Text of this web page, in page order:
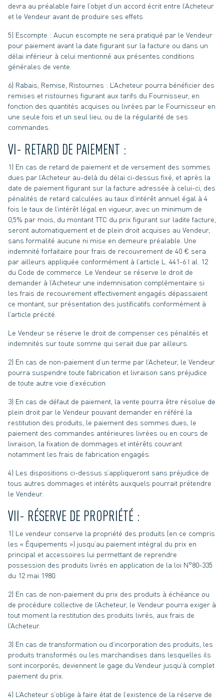
devra au préalable faire l’objet d’un accord écrit entre l’Acheteur
et le Vendeur avant de produire ses effets.
5) Escompte : Aucun escompte ne sera pratiqué par le Vendeur
pour paiement avant la date figurant sur la facture ou dans un
délai inférieur à celui mentionné aux présentes conditions
générales de vente.
6) Rabais, Remise, Ristournes : L’Acheteur pourra bénéficier des
remises et ristournes figurant aux tarifs du Fournisseur, en
fonction des quantités acquises ou livrées par le Fournisseur en
une seule fois et un seul lieu, ou de la régularité de ses
commandes.
VI- RETARD DE PAIEMENT :
1) En cas de retard de paiement et de versement des sommes
dues par l’Acheteur au-delà du délai ci-dessus fixé, et après la
date de paiement figurant sur la facture adressée à celui-ci, des
pénalités de retard calculées au taux d’intérêt annuel égal à 4
fois le taux de l’intérêt légal en vigueur, avec un minimum de
0,5% par mois, du montant TTC du prix figurant sur ladite facture,
seront automatiquement et de plein droit acquises au Vendeur,
sans formalité aucune ni mise en demeure préalable. Une
indemnité forfaitaire pour frais de recouvrement de 40 € sera
par ailleurs appliquée conformément à l’article L. 441-6 I al. 12
du Code de commerce. Le Vendeur se réserve le droit de
demander à l’Acheteur une indemnisation complémentaire si
les frais de recouvrement effectivement engagés dépassaient
ce montant, sur présentation des justificatifs conformément à
l’article précité.
Le Vendeur se réserve le droit de compenser ces pénalités et
indemnités sur toute somme qui serait due par ailleurs.
2) En cas de non-paiement d’un terme par l’Acheteur, le Vendeur
pourra suspendre toute fabrication et livraison sans préjudice
de toute autre voie d’exécution.
3) En cas de défaut de paiement, la vente pourra être résolue de
plein droit par le Vendeur pouvant demander en référé la
restitution des produits, le paiement des sommes dues, le
paiement des commandes antérieures livrées ou en cours de
livraison, la fixation de dommages et intérêts couvrant
notamment les frais de fabrication engagés.
4) Les dispositions ci-dessus s’appliqueront sans préjudice de
tous autres dommages et intérêts auxquels pourrait prétendre
le Vendeur.
VII- RÉSERVE DE PROPRIÉTÉ :
1) Le vendeur conserve la propriété des produits (en ce compris
les « Équipements ») jusqu’au paiement intégral du prix en
principal et accessoires lui permettant de reprendre
possession des produits livrés en application de la loi N°80-335
du 12 mai 1980.
2) En cas de non-paiement du prix des produits à échéance ou
de procédure collective de l’Acheteur, le Vendeur pourra exiger à
tout moment la restitution des produits livrés, aux frais de
l’Acheteur.
3) En cas de transformation ou d’incorporation des produits, les
produits transformés ou les marchandises dans lesquelles ils
sont incorporés, deviennent le gage du Vendeur jusqu’à complet
paiement du prix.
4) L’Acheteur s’oblige à faire état de l’existence de la réserve de